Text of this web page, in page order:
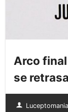
Arco
se
Luceptomania